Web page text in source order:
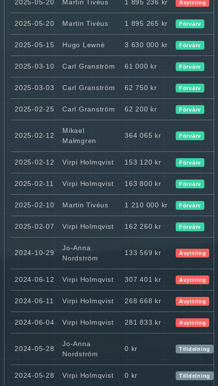
2025-05-20 Martin Tivéus 1 895 236 kr Avyttring
2025-05-20 Martin Tivéus 1 895 265 kr Förvärv
2025-05-15 Hugo Lewné 3 630 000 kr Förvärv
2025-03-10 Carl Granström 61 000 kr Förvärv
2025-03-03 Carl Granström 62 750 kr Förvärv
2025-02-25 Carl Granström 62 200 kr Förvärv
2025-02-12
Mikael
Malmgren
364 065 kr Förvärv
2025-02-12 Virpi Holmqvist 153 120 kr Förvärv
2025-02-11 Virpi Holmqvist 163 800 kr Förvärv
2025-02-10 Martin Tivéus 1 210 000 kr Förvärv
2025-02-07 Virpi Holmqvist 162 260 kr Förvärv
2024-10-29
Jo-Anna
Nordström
133 569 kr Avyttring
2024-06-12 Virpi Holmqvist 307 401 kr Avyttring
2024-06-11 Virpi Holmqvist 268 668 kr Avyttring
2024-06-04 Virpi Holmqvist 281 833 kr Avyttring
2024-05-28
Jo-Anna
Nordström
0 kr Tilldelning
2024-05-28 Virpi Holmqvist 0 kr Tilldelning